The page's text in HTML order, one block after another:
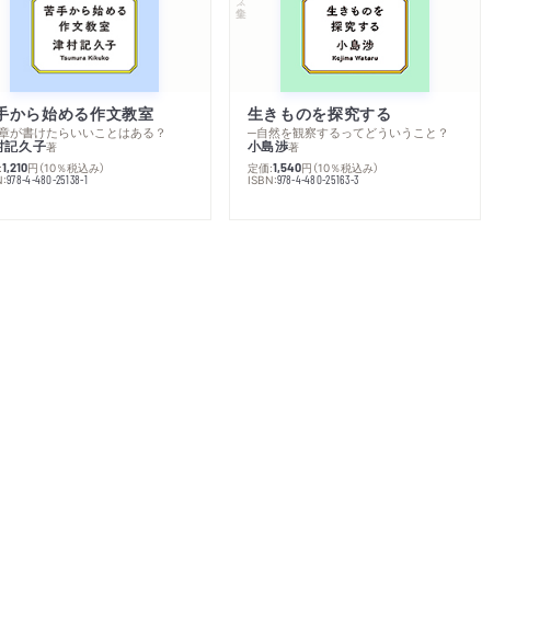
から始める作文教室
が書けたらいいことはある？
記久子著
1,210円 （10％税込み）
978-4-480-25138-1
生きものを探究する
─自然を観察するってどういうこと？
小島渉著
定価:1,540円 （10％税込み）
ISBN:978-4-480-25163-3